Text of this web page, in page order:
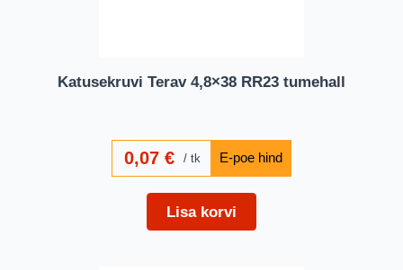
Katusekruvi Terav 4,8×38 RR23 tumehall
0,07€ tk
Lisa korvi